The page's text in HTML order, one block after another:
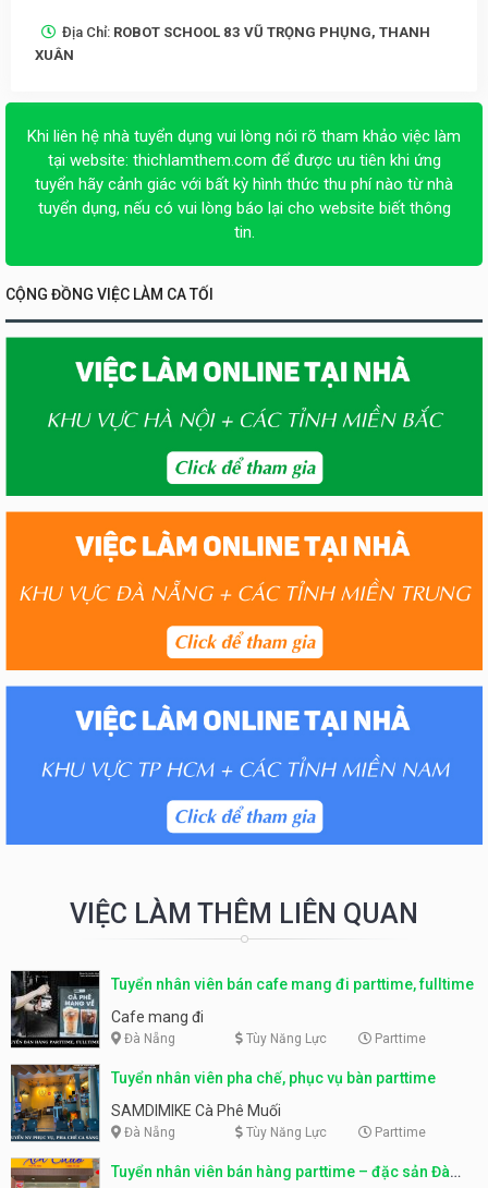
Địa Chỉ: ROBOT SCHOOL 83 VŨ TRỌNG PHỤNG, THANH
XUÂN
Khi liên hệ nhà tuyển dụng vui lòng nói rõ tham khảo việc làm
tại website: thichlamthem.com để được ưu tiên khi ứng
tuyển hãy cảnh giác với bất kỳ hình thức thu phí nào từ nhà
tuyển dụng, nếu có vui lòng báo lại cho website biết thông
tin.
CỘNG ĐỒNG VIỆC LÀM CA TỐI
VIỆC LÀM THÊM LIÊN QUAN
Tuyển nhân viên bán cafe mang đi parttime, fulltime
Cafe mang đi
Đà Nẵng Tùy Năng Lực Parttime
Tuyển nhân viên pha chế, phục vụ bàn parttime
SAMDIMIKE Cà Phê Muối
Đà Nẵng Tùy Năng Lực Parttime
Tuyển nhân viên bán hàng parttime – đặc sản Đà